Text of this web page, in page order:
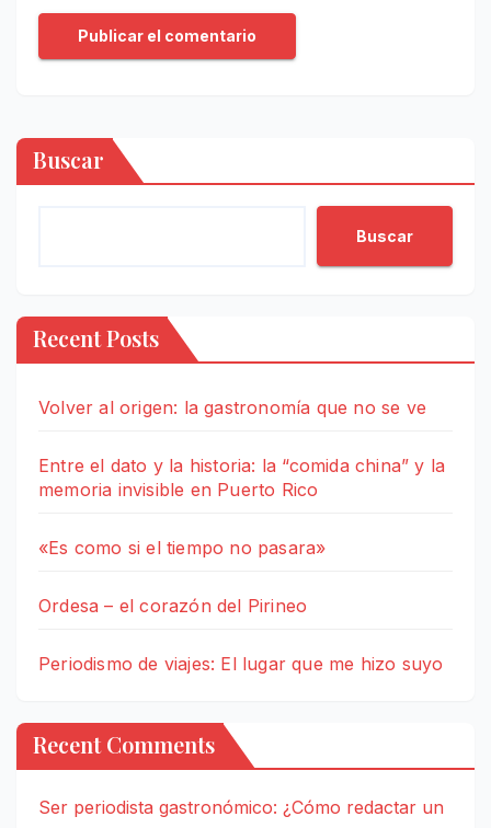
Buscar
Buscar
Recent Posts
Volver al origen: la gastronomía que no se ve
Entre el dato y la historia: la “comida china” y la
memoria invisible en Puerto Rico
«Es como si el tiempo no pasara»
Ordesa – el corazón del Pirineo
Periodismo de viajes: El lugar que me hizo suyo
Recent Comments
Ser periodista gastronómico: ¿Cómo redactar un